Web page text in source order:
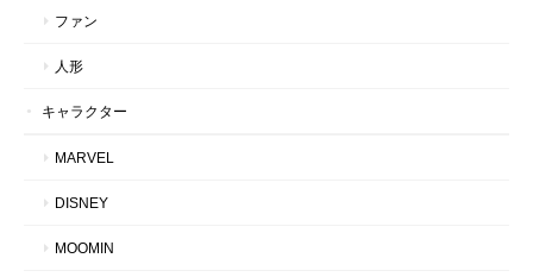
ファン
人形
キャラクター
MARVEL
DISNEY
MOOMIN